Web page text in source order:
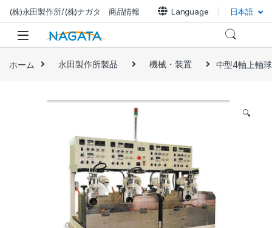
(株)永田製作所/(株)ナガタ 商品情報 Language 日本語
ホーム 永田製作所製品 機械・装置 中型4軸上軸
🔍